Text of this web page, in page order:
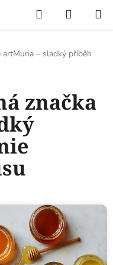
Hledat
KOŠÍK
artMuria – sladký příběh
značka